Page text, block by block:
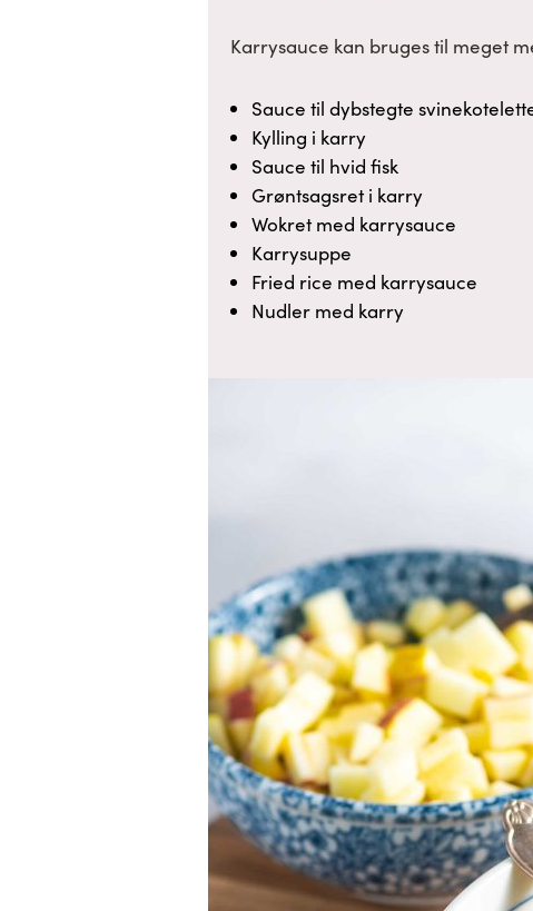
Karrysauce kan bruges til meget
Sauce til dybstegte
Kylling i karry
Sauce til hvid fisk
Grøntsagsret i karry
Wokret med karrysauce
Karrysuppe
Fried rice med karrysauce
Nudler med karry